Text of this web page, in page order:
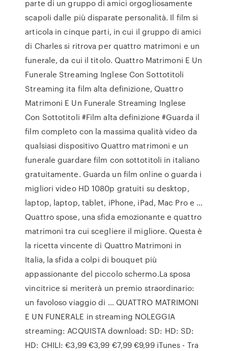
parte di un gruppo di amici orgogliosamente
scapoli dalle più disparate personalità. Il film si
articola in cinque parti, in cui il gruppo di amici
di Charles si ritrova per quattro matrimoni e un
funerale, da cui il titolo. Quattro Matrimoni E Un
Funerale Streaming Inglese Con Sottotitoli
Streaming ita film alta definizione, Quattro
Matrimoni E Un Funerale Streaming Inglese
Con Sottotitoli #Film alta definizione #Guarda il
film completo con la massima qualità video da
qualsiasi dispositivo Quattro matrimoni e un
funerale guardare film con sottotitoli in italiano
gratuitamente. Guarda un film online o guarda i
migliori video HD 1080p gratuiti su desktop,
laptop, laptop, tablet, iPhone, iPad, Mac Pro e …
Quattro spose, una sfida emozionante e quattro
matrimoni tra cui scegliere il migliore. Questa è
la ricetta vincente di Quattro Matrimoni in
Italia, la sfida a colpi di bouquet più
appassionante del piccolo schermo.La sposa
vincitrice si meriterà un premio straordinario:
un favoloso viaggio di … QUATTRO MATRIMONI
E UN FUNERALE in streaming NOLEGGIA
streaming: ACQUISTA download: SD: HD: SD:
HD: CHILI: €3,99 €3,99 €7,99 €9,99 iTunes - Tra